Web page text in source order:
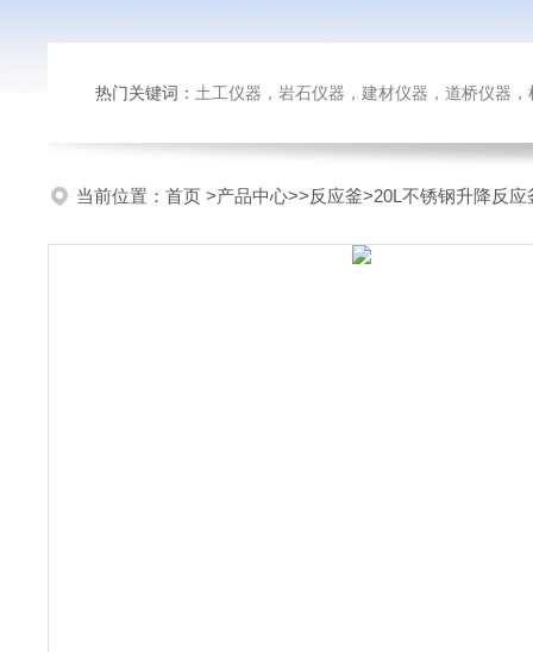
热门关键词： 土工仪器，岩石仪器，建材仪器，道桥仪器，检测
当前位置： 首页 >产品中心>>反应釜>20L不锈钢升降反应